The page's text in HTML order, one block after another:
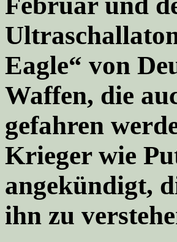
Eagle“ von
Waffen, die
gefahren
Krieger wie
angekündigt,
ihn zu